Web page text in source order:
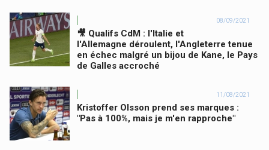
08/09/2021
🎥 Qualifs CdM : l'Italie et
l'Allemagne déroulent, l'Angleterre tenue
en échec malgré un bijou de Kane, le Pays
de Galles accroché
11/08/2021
Kristoffer Olsson prend ses marques :
"Pas à 100%, mais je m'en rapproche"